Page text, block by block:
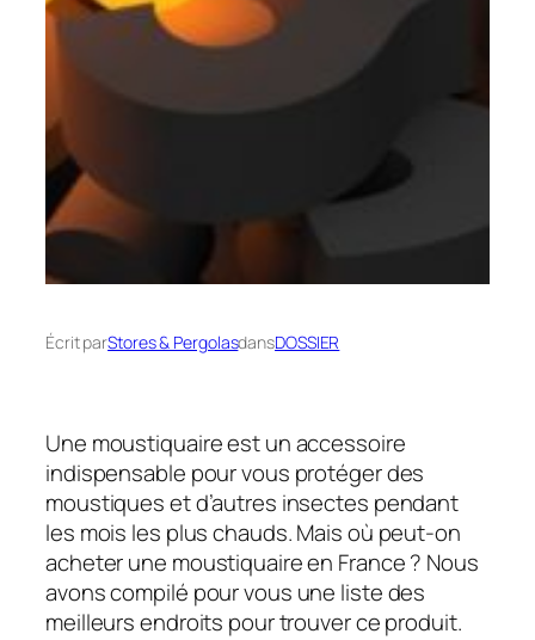
Écrit parStores & PergolasdansDOSSIER
Une moustiquaire est un accessoire
indispensable pour vous protéger des
moustiques et d’autres insectes pendant
les mois les plus chauds. Mais où peut-on
acheter une moustiquaire en France ? Nous
avons compilé pour vous une liste des
meilleurs endroits pour trouver ce produit.